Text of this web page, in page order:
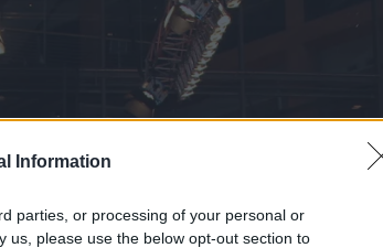
Information
parties, or processing of your personal or
us, please use the below opt-out section to